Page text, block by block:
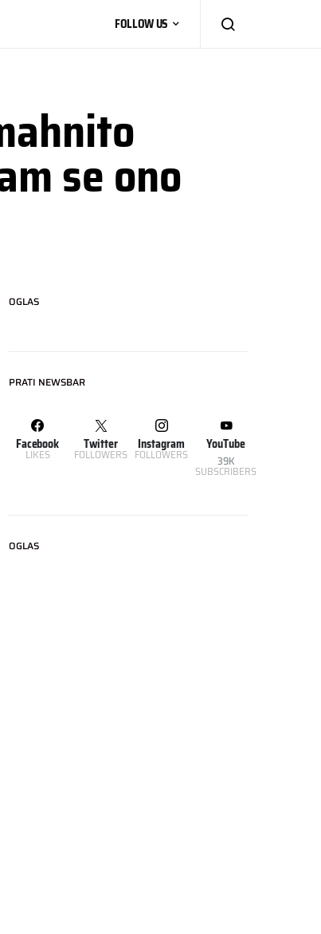
FOLLOW US
se ono
OGLAS
PRATI NEWSBAR
Facebook
LIKES
Twitter
FOLLOWERS
Instagram
FOLLOWERS
YouTube
39K
SUBSCRIBERS
OGLAS